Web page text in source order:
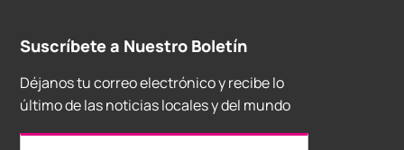
Suscríbete a Nuestro Boletín
Déjanos tu correo electrónico y recibe lo
último de las noticias locales y del mundo